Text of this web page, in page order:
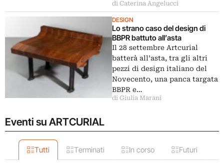
di Caterina Angelucci
DESIGN
Lo strano caso del design di
BBPR battuto all’asta
Il 28 settembre Artcurial
batterà all’asta, tra gli altri
pezzi di design italiano del
Novecento, una panca targata
BBPR e…
di Giulia Marani
Eventi su ARTCURIAL
Tutti Terminati In corso Futuri